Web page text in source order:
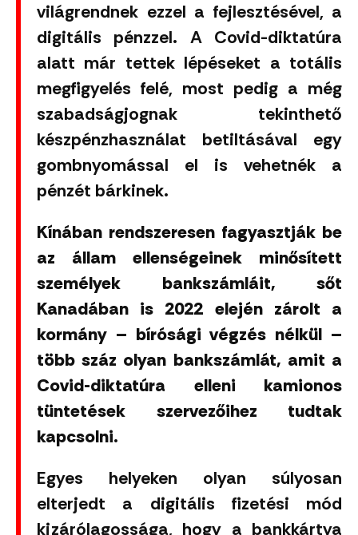
világrendnek ezzel a fejlesztésével, a
digitális pénzzel. A Covid-diktatúra
alatt már tettek lépéseket a totális
megfigyelés felé, most pedig a még
szabadságjognak tekinthető
készpénzhasználat betiltásával egy
gombnyomással el is vehetnék a
pénzét bárkinek.
Kínában rendszeresen fagyasztják be
az állam ellenségeinek minősített
személyek bankszámláit, sőt
Kanadában is 2022 elején zárolt a
kormány – bírósági végzés nélkül –
több száz olyan bankszámlát, amit a
Covid-diktatúra elleni kamionos
tüntetések szervezőihez tudtak
kapcsolni.
Egyes helyeken olyan súlyosan
elterjedt a digitális fizetési mód
kizárólagossága, hogy a bankkártya